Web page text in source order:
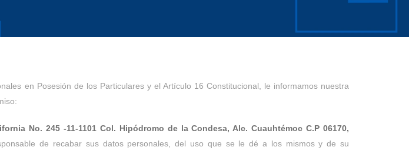
en Posesión de los Particulares y el Artículo 16 Constitucional, le informamos nuestra
No. 245 -11-1101 Col. Hipódromo de la Condesa, Alc. Cuauhtémoc C.P 06170,
de recabar sus datos personales, del uso que se le dé a los mismos y de su